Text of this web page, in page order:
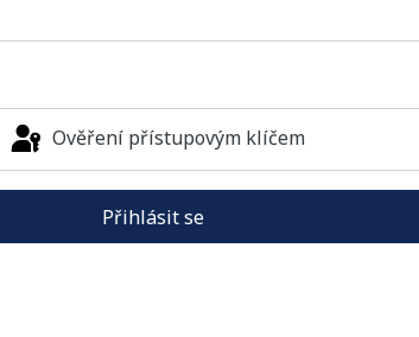
Ověření přístupovým klíčem
Přihlásit se